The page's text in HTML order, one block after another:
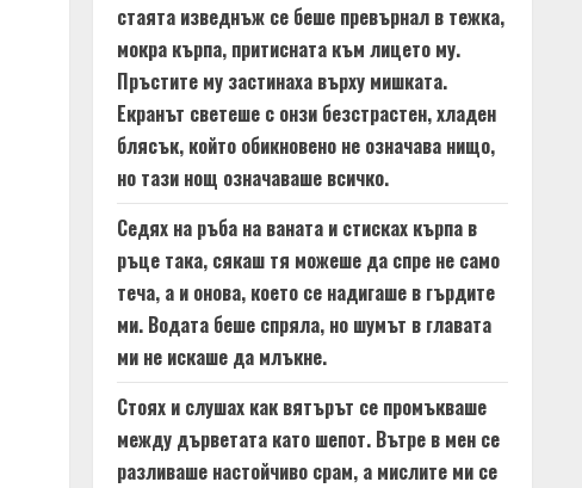
стаята изведнъж се беше превърнал в тежка,
мокра кърпа, притисната към лицето му.
Пръстите му застинаха върху мишката.
Екранът светеше с онзи безстрастен, хладен
блясък, който обикновено не означава нищо,
но тази нощ означаваше всичко.
Седях на ръба на ваната и стисках кърпа в
ръце така, сякаш тя можеше да спре не само
теча, а и онова, което се надигаше в гърдите
ми. Водата беше спряла, но шумът в главата
ми не искаше да млъкне.
Стоях и слушах как вятърът се промъкваше
между дърветата като шепот. Вътре в мен се
разливаше настойчиво срам, а мислите ми се